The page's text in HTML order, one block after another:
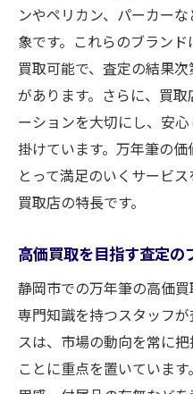
ンやペリカン、パーカー
象です。これらのブラン
買取可能で、査定の結果
があります。さらに、買
ーションを大切にし、安
掛けています。万年筆の
とって満足のいくサービ
買取店の特長です。
高価買取を目指す査定の
静岡市での万年筆の高価
専門知識を持つスタッフ
スは、市場の動向を常に
ことに重点を置いていま